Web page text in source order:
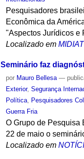
Pesquisadores
Econômica da
"Aspectos Jurídicos e
Localizado em
Seminário faz
por Mauro Bellesa —
Exterior,Segurança
Política, Pesquisadores
Guerra Fria
O Grupo de Pesquisa
22 de maio o
Localizado em